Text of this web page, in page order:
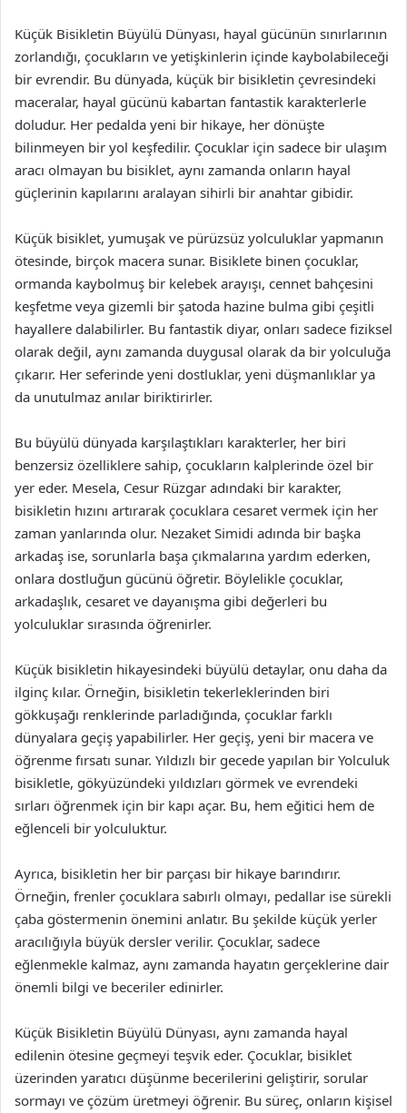
Küçük Bisikletin Büyülü Dünyası, hayal gücünün sınırlarının
zorlandığı, çocukların ve yetişkinlerin içinde kaybolabileceği
bir evrendir. Bu dünyada, küçük bir bisikletin çevresindeki
maceralar, hayal gücünü kabartan fantastik karakterlerle
doludur. Her pedalda yeni bir hikaye, her dönüşte
bilinmeyen bir yol keşfedilir. Çocuklar için sadece bir ulaşım
aracı olmayan bu bisiklet, aynı zamanda onların hayal
güçlerinin kapılarını aralayan sihirli bir anahtar gibidir.
Küçük bisiklet, yumuşak ve pürüzsüz yolculuklar yapmanın
ötesinde, birçok macera sunar. Bisiklete binen çocuklar,
ormanda kaybolmuş bir kelebek arayışı, cennet bahçesini
keşfetme veya gizemli bir şatoda hazine bulma gibi çeşitli
hayallere dalabilirler. Bu fantastik diyar, onları sadece fiziksel
olarak değil, aynı zamanda duygusal olarak da bir yolculuğa
çıkarır. Her seferinde yeni dostluklar, yeni düşmanlıklar ya
da unutulmaz anılar biriktirirler.
Bu büyülü dünyada karşılaştıkları karakterler, her biri
benzersiz özelliklere sahip, çocukların kalplerinde özel bir
yer eder. Mesela, Cesur Rüzgar adındaki bir karakter,
bisikletin hızını artırarak çocuklara cesaret vermek için her
zaman yanlarında olur. Nezaket Simidi adında bir başka
arkadaş ise, sorunlarla başa çıkmalarına yardım ederken,
onlara dostluğun gücünü öğretir. Böylelikle çocuklar,
arkadaşlık, cesaret ve dayanışma gibi değerleri bu
yolculuklar sırasında öğrenirler.
Küçük bisikletin hikayesindeki büyülü detaylar, onu daha da
ilginç kılar. Örneğin, bisikletin tekerleklerinden biri
gökkuşağı renklerinde parladığında, çocuklar farklı
dünyalara geçiş yapabilirler. Her geçiş, yeni bir macera ve
öğrenme fırsatı sunar. Yıldızlı bir gecede yapılan bir Yolculuk
bisikletle, gökyüzündeki yıldızları görmek ve evrendeki
sırları öğrenmek için bir kapı açar. Bu, hem eğitici hem de
eğlenceli bir yolculuktur.
Ayrıca, bisikletin her bir parçası bir hikaye barındırır.
Örneğin, frenler çocuklara sabırlı olmayı, pedallar ise sürekli
çaba göstermenin önemini anlatır. Bu şekilde küçük yerler
aracılığıyla büyük dersler verilir. Çocuklar, sadece
eğlenmekle kalmaz, aynı zamanda hayatın gerçeklerine dair
önemli bilgi ve beceriler edinirler.
Küçük Bisikletin Büyülü Dünyası, aynı zamanda hayal
edilenin ötesine geçmeyi teşvik eder. Çocuklar, bisiklet
üzerinden yaratıcı düşünme becerilerini geliştirir, sorular
sormayı ve çözüm üretmeyi öğrenir. Bu süreç, onların kişisel